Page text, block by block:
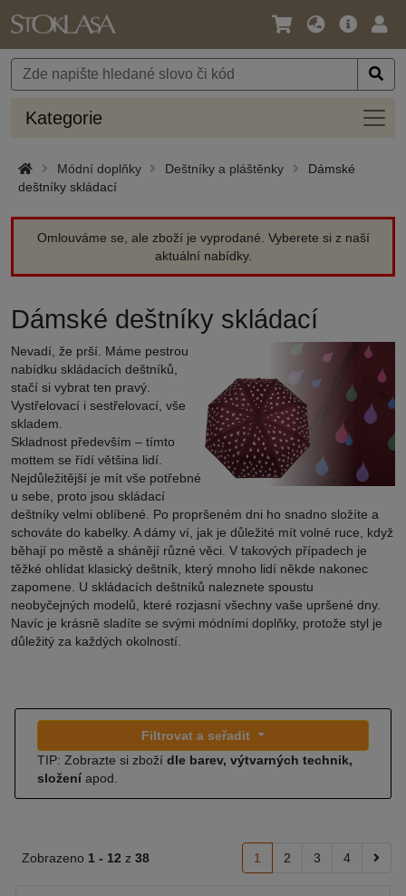
Jazyk
Měna
Hlavní
Kategorie
Módní doplňky Deštníky a pláštěnky
Dámské
deštníky skládací
Omlouváme se, ale zboží je vyprodané. Vyberete si z naší
aktuální nabídky.
Dámské deštníky skládací
Nevadí, že prší. Máme pestrou
nabídku skládacích deštníků,
stačí si vybrat ten pravý.
Vystřelovací i sestřelovací, vše
skladem.
Skladnost především – tímto
mottem se řídí většina lidí.
Nejdůležitější je mít vše potřebné
u sebe, proto jsou skládací
deštníky velmi oblíbené. Po propršeném dni ho snadno složíte a
schováte do kabelky. A dámy ví, jak je důležité mít volné ruce, když
běhají po městě a shánějí různé věci. V takových případech je
těžké ohlídat klasický deštník, který mnoho lidí někde nakonec
zapomene. U skládacích deštníků naleznete spoustu
neobyčejných modelů, které rozjasní všechny vaše upršené dny.
Navíc je krásně sladíte se svými módními doplňky, protože styl je
důležitý za každých okolností.
Filtrovat a seřadit
TIP: Zobrazte si zboží dle barev, výtvarných technik,
složení apod.
Zobrazeno 1 - 12 z 38 1 2 3 4